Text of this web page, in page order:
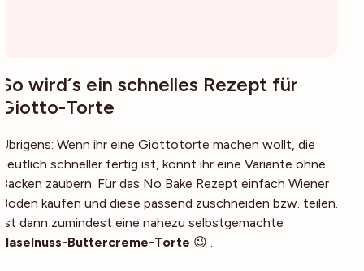
So wird´s ein schnelles Rezept für
Giotto-Torte
Übrigens: Wenn ihr eine Giottotorte machen wollt, die
deutlich schneller fertig ist, könnt ihr eine Variante ohne
Backen zaubern. Für das No Bake Rezept einfach Wiener
Böden kaufen und diese passend zuschneiden bzw. teilen.
Ist dann zumindest eine nahezu selbstgemachte
Haselnuss-Buttercreme-Torte 😉 .